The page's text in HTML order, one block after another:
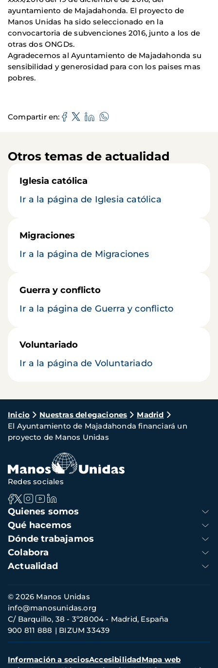
ayuntamiento de Majadahonda. El proyecto de
Manos Unidas ha sido seleccionado en la
convocartoria de subvenciones 2016, junto a los de
otras dos ONGDs.
Agradecemos al Ayuntamiento de Majadahonda su
sensibilidad y generosidad para con los paises mas
pobres.
Compartir en
Otros temas de actualidad
Iglesia católica
Ir a la página de Iglesia católica
Migraciones
Ir a la página de Migraciones
Guerra y conflicto
Ir a la página de Guerra y conflicto
Voluntariado
Ir a la página de Voluntariado
Ruta
de
navegación
Inicio Nuestras delegaciones
Madrid
El Ayuntamiento de Majadahonda financiará un
proyecto de Manos Unidas
Navegación
principal
Quienes somos
Qué hacemos
Dónde trabajamos
Colabora
Actualidad
Redes sociales
Información
de
contacto
© 2026 Manos Unidas
C/ Barquillo, 38 - 3º28004 - Madrid, España
900 811 888
BIZUM 33439
info@manosunidas.org
Menú
Información a sociosAccesibilidadMapa web